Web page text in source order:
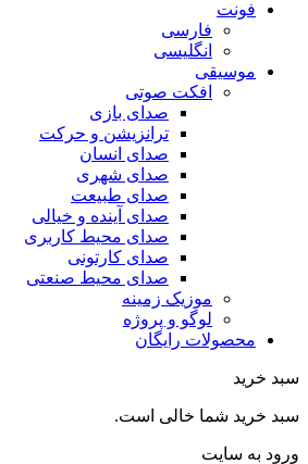
فونت
فارسی
انگلیسی
موسیقی
افکت صوتی
صدای بازی
ترانزیشن و حرکت
صدای انسان
صدای شهری
صدای طبیعت
صدای آینده و خیالی
صدای محیط کاربری
صدای کارتونی
صدای محیط صنعتی
موزیک زمینه
لوگو و پروژه
محصولات رایگان
سبد خرید
سبد خرید شما خالی است.
ورود به سایت